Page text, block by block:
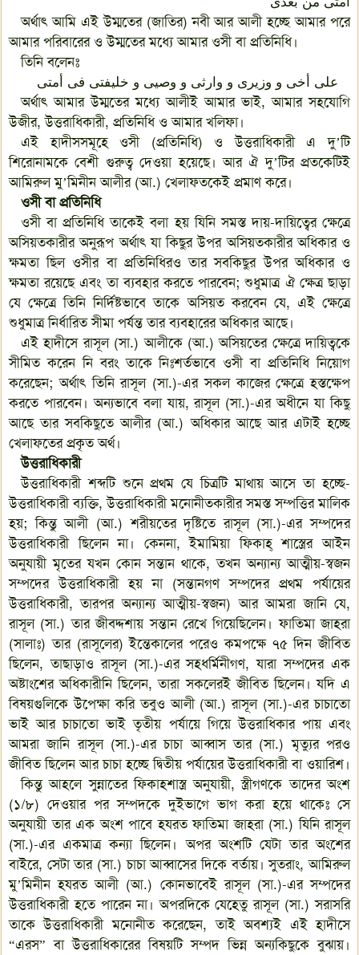
অর্থাৎ আমি এই উম্মতের (জাতির) নবী আর আলী হচ্ছে আমার পরে
আমার পরিবারের ও উম্মতের মধ্যে আমার ওসী বা প্রতিনিধি।
তিনি বলেনঃ
علی أخی و وزیری و وارثی و وصیی و خلیفتی فی أمتی
অর্থাৎ আমার উম্মতের মধ্যে আলীই আমার ভাই, আমার সহযোগি
উজীর, উত্তরাধিকারী, প্রতিনিধি ও আমার খলিফা।
এই হাদীসসমূহে ওসী (প্রতিনিধি) ও উত্তরাধিকারী এ দু’টি
শিরোনামকে বেশী গুরুত্ব দেওয়া হয়েছে। আর ঐ দু’টির প্রতকেটিই
আমিরুল মু’মিনীন আলীর (আ.) খেলাফতকেই প্রমাণ করে।
ওসী বা প্রতিনিধি
ওসী বা প্রতিনিধি তাকেই বলা হয় যিনি সমস্ত দায়-দায়িত্বের ক্ষেত্রে
অসিয়তকারীর অনুরূপ অর্থাৎ যা কিছুর উপর অসিয়তকারীর অধিকার ও
ক্ষমতা ছিল ওসীর বা প্রতিনিধিরও তার সবকিছুর উপর অধিকার ও
ক্ষমতা রয়েছে এবং তা ব্যবহার করতে পারবেন; শুধুমাত্র ঐ ক্ষেত্র ছাড়া
যে ক্ষেত্রে তিনি নির্দিষ্টভাবে তাকে অসিয়ত করবেন যে, এই ক্ষেত্রে
শুধুমাত্র নির্ধারিত সীমা পর্যন্ত তার ব্যবহারের অধিকার আছে।
এই হাদীসে রাসূল (সা.) আলীকে (আ.) অসিয়তের ক্ষেত্রে দায়িত্বকে
সীমিত করেন নি বরং তাকে নিঃশর্তভাবে ওসী বা প্রতিনিধি নিয়োগ
করেছেন; অর্থাৎ তিনি রাসূল (সা.)-এর সকল কাজের ক্ষেত্রে হস্তক্ষেপ
করতে পারবেন। অন্যভাবে বলা যায়, রাসূল (সা.)-এর অধীনে যা কিছু
আছে তার সবকিছুতে আলীর (আ.) অধিকার আছে আর এটাই হচ্ছে
খেলাফতের প্রকৃত অর্থ।
উত্তরাধিকারী
উত্তরাধিকারী শব্দটি শুনে প্রথম যে চিত্রটি মাথায় আসে তা হচ্ছে-
উত্তরাধিকারী ব্যক্তি, উত্তরাধিকারী মনোনীতকারীর সমস্ত সম্পত্তির মালিক
হয়; কিন্তু আলী (আ.) শরীয়তের দৃষ্টিতে রাসূল (সা.)-এর সম্পদের
উত্তরাধিকারী ছিলেন না। কেননা, ইমামিয়া ফিকাহ্ শাস্ত্রের আইন
অনুযায়ী মৃতের যখন কোন সন্তান থাকে, তখন অন্যান্য আত্মীয়-স্বজন
সম্পদের উত্তরাধিকারী হয় না (সন্তানগণ সম্পদের প্রথম পর্যায়ের
উত্তরাধিকারী, তারপর অন্যান্য আত্মীয়-স্বজন) আর আমরা জানি যে,
রাসূল (সা.) তার জীবদ্দশায় সন্তান রেখে গিয়েছিলেন। ফাতিমা জাহরা
(সালাঃ) তার (রাসূলের) ইন্তেকালের পরেও কমপক্ষে ৭৫ দিন জীবিত
ছিলেন, তাছাড়াও রাসূল (সা.)-এর সহধর্মিনীগণ, যারা সম্পদের এক
অষ্টাংশের অধিকারীনি ছিলেন, তারা সকলেরই জীবিত ছিলেন। যদি এ
বিষয়গুলিকে উপেক্ষা করি তবুও আলী (আ.) রাসূল (সা.)-এর চাচাতো
ভাই আর চাচাতো ভাই তৃতীয় পর্যায়ে গিয়ে উত্তরাধিকার পায় এবং
আমরা জানি রাসূল (সা.)-এর চাচা আব্বাস তার (সা.) মৃত্যুর পরও
জীবিত ছিলেন আর চাচা হচ্ছে দ্বিতীয় পর্যায়ের উত্তরাধিকারী বা ওয়ারিশ।
কিন্তু আহলে সুন্নাতের ফিকাহশাস্ত্র অনুযায়ী, স্ত্রীগণকে তাদের অংশ
(১/৮) দেওয়ার পর সম্পদকে দুইভাগে ভাগ করা হয়ে থাকেঃ সে
অনুযায়ী তার এক অংশ পাবে হযরত ফাতিমা জাহরা (সা.) যিনি রাসূল
(সা.)-এর একমাত্র কন্যা ছিলেন। অপর অংশটি যেটা তার অংশের
বাইরে, সেটা তার (সা.) চাচা আব্বাসের দিকে বর্তায়। সুতরাং, আমিরুল
মু’মিনীন হযরত আলী (আ.) কোনভাবেই রাসূল (সা.)-এর সম্পদের
উত্তরাধিকারী হতে পারেন না। অপরদিকে যেহেতু রাসূল (সা.) সরাসরি
তাকে উত্তরাধিকারী মনোনীত করেছেন, তাই অবশ্যই এই হাদীসে
“এরস” বা উত্তরাধিকারের বিষয়টি সম্পদ ভিন্ন অন্যকিছুকে বুঝায়।